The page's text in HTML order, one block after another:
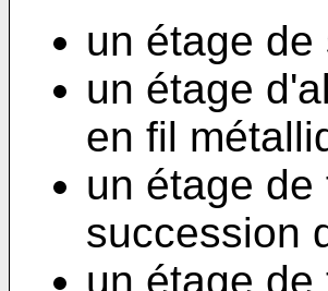
un étage
un étage
en fil
un étage
succession
un étage